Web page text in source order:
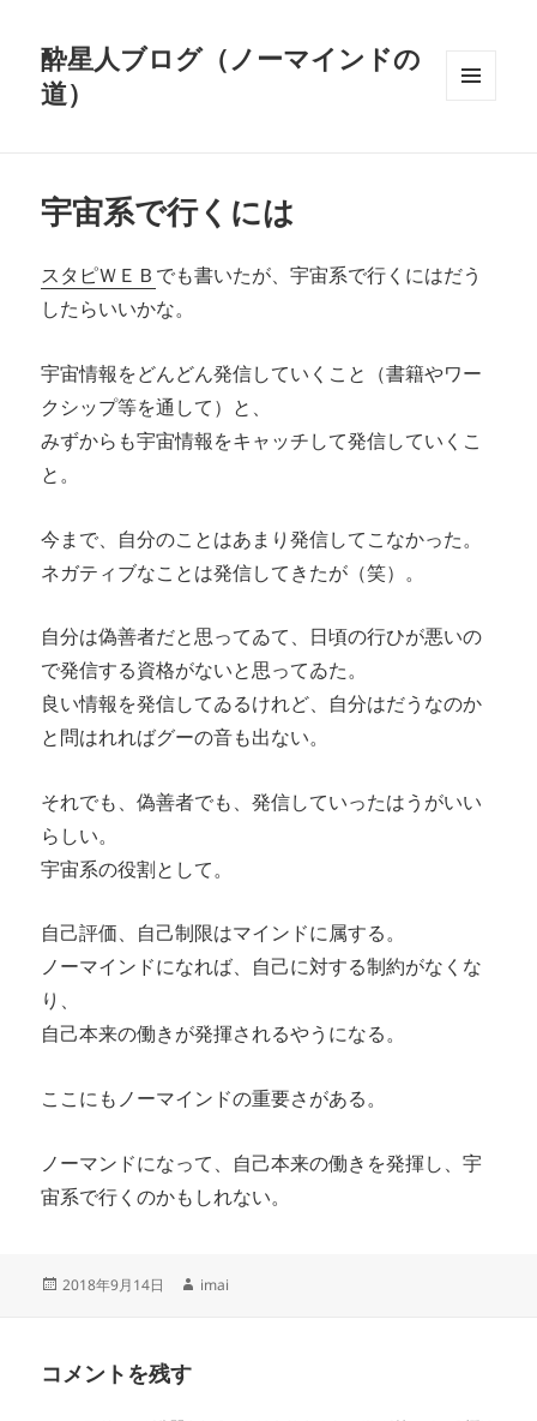
酔星人ブログ（ノーマインドの
道）
宇宙系で行くには
スタピＷＥＢ でも書いたが、宇宙系で行くにはだう
したらいいかな。
宇宙情報をどんどん発信していくこと（書籍やワー
クシップ等を通して）と、
みずからも宇宙情報をキャッチして発信していくこ
と。
今まで、自分のことはあまり発信してこなかった。
ネガティブなことは発信してきたが（笑）。
自分は偽善者だと思ってゐて、日頃の行ひが悪いの
で発信する資格がないと思ってゐた。
良い情報を発信してゐるけれど、自分はだうなのか
と問はれればグーの音も出ない。
それでも、偽善者でも、発信していったはうがいい
らしい。
宇宙系の役割として。
自己評価、自己制限はマインドに属する。
ノーマインドになれば、自己に対する制約がなくな
り、
自己本来の働きが発揮されるやうになる。
ここにもノーマインドの重要さがある。
ノーマンドになって、自己本来の働きを発揮し、宇
宙系で行くのかもしれない。
投
2018年9月14日
作
imai
コメントを残す